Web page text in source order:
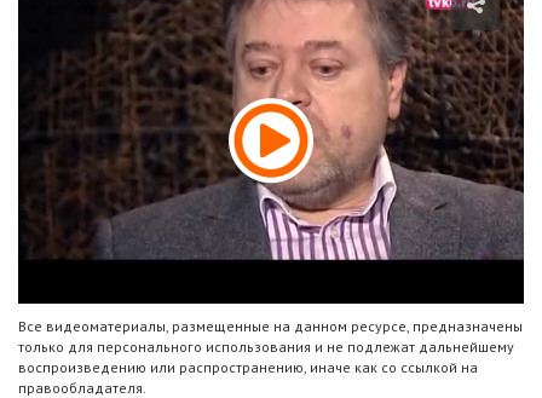
Все видеоматериалы, размещенные на данном ресурсе, предназначены
только для персонального использования и не подлежат дальнейшему
воспроизведению или распространению, иначе как со ссылкой на
правообладателя.